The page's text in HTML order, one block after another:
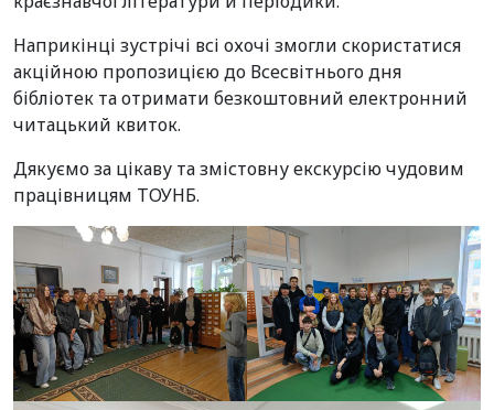
Наприкінці зустрічі всі охочі змогли скористатися
акційною пропозицією до Всесвітнього дня
бібліотек та отримати безкоштовний електронний
читацький квиток.
Дякуємо за цікаву та змістовну екскурсію чудовим
працівницям ТОУНБ.